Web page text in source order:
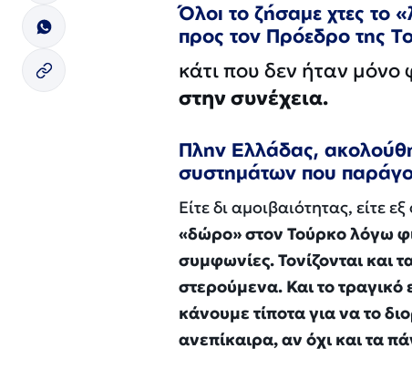
Όλοι το ζήσαμε χτες το
προς τον Πρόεδρο της
κάτι που δεν ήταν μόνο
στην συνέχεια.
Πλην Ελλάδας,
συστημάτων που
Είτε δι αμοιβαιότητας, είτε
«δώρο» στον Τούρκο λόγω
συμφωνίες. Τονίζονται και
στερούμενα. Και το τραγικό
κάνουμε τίποτα για να το
ανεπίκαιρα, αν όχι και τα